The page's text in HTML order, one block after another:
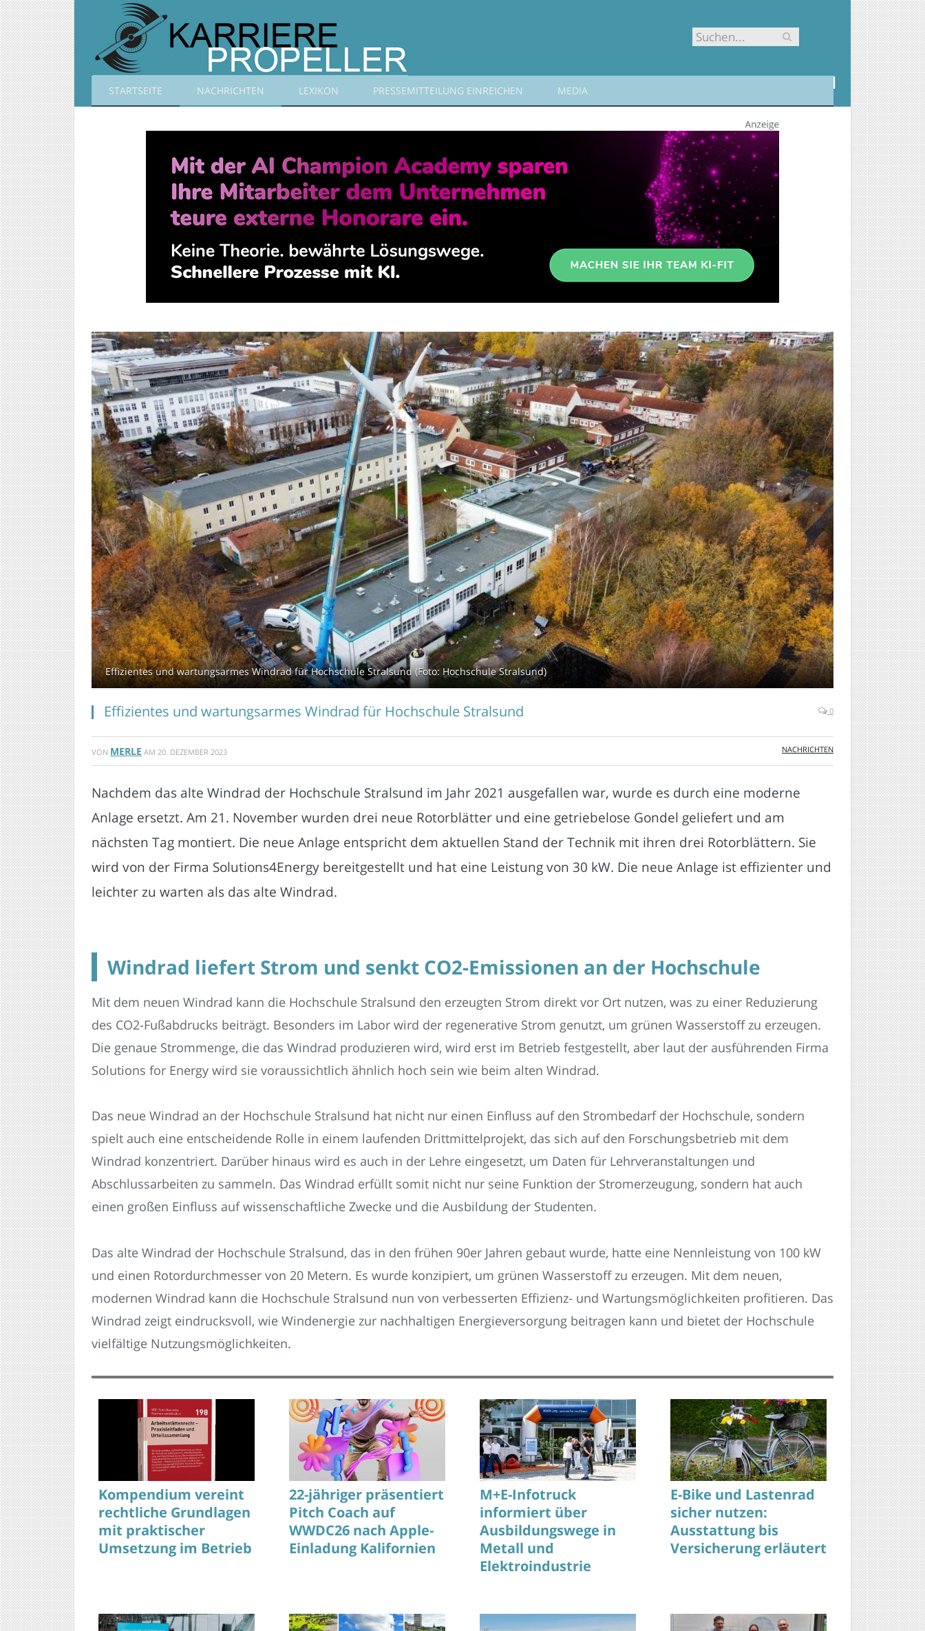
Karrierepropeller
STARTSEITE NACHRICHTEN LEXIKON PRESSEMITTEILUNG EINREICHEN MEDIA
Effizientes und wartungsarmes Windrad für Hochschule Stralsund (Foto: Hochschule Stralsund)
Effizientes und wartungsarmes Windrad für Hochschule Stralsund 0
VON MERLE AM 20. DEZEMBER 2023 NACHRICHTEN
Nachdem das alte Windrad der Hochschule Stralsund im Jahr 2021 ausgefallen war, wurde es durch eine moderne
Anlage ersetzt. Am 21. November wurden drei neue Rotorblätter und eine getriebelose Gondel geliefert und am
nächsten Tag montiert. Die neue Anlage entspricht dem aktuellen Stand der Technik mit ihren drei Rotorblättern. Sie
wird von der Firma Solutions4Energy bereitgestellt und hat eine Leistung von 30 kW. Die neue Anlage ist effizienter und
leichter zu warten als das alte Windrad.
Windrad liefert Strom und senkt CO2-Emissionen an der Hochschule
Mit dem neuen Windrad kann die Hochschule Stralsund den erzeugten Strom direkt vor Ort nutzen, was zu einer Reduzierung
des CO2-Fußabdrucks beiträgt. Besonders im Labor wird der regenerative Strom genutzt, um grünen Wasserstoff zu erzeugen.
Die genaue Strommenge, die das Windrad produzieren wird, wird erst im Betrieb festgestellt, aber laut der ausführenden Firma
Solutions for Energy wird sie voraussichtlich ähnlich hoch sein wie beim alten Windrad.
Das neue Windrad an der Hochschule Stralsund hat nicht nur einen Einfluss auf den Strombedarf der Hochschule, sondern
spielt auch eine entscheidende Rolle in einem laufenden Drittmittelprojekt, das sich auf den Forschungsbetrieb mit dem
Windrad konzentriert. Darüber hinaus wird es auch in der Lehre eingesetzt, um Daten für Lehrveranstaltungen und
Abschlussarbeiten zu sammeln. Das Windrad erfüllt somit nicht nur seine Funktion der Stromerzeugung, sondern hat auch
einen großen Einfluss auf wissenschaftliche Zwecke und die Ausbildung der Studenten.
Das alte Windrad der Hochschule Stralsund, das in den frühen 90er Jahren gebaut wurde, hatte eine Nennleistung von 100 kW
und einen Rotordurchmesser von 20 Metern. Es wurde konzipiert, um grünen Wasserstoff zu erzeugen. Mit dem neuen,
modernen Windrad kann die Hochschule Stralsund nun von verbesserten Effizienz- und Wartungsmöglichkeiten profitieren. Das
Windrad zeigt eindrucksvoll, wie Windenergie zur nachhaltigen Energieversorgung beitragen kann und bietet der Hochschule
vielfältige Nutzungsmöglichkeiten.
Kompendium vereint
rechtliche Grundlagen
mit praktischer
Umsetzung im Betrieb
22-jähriger präsentiert
Pitch Coach auf
WWDC26 nach Apple-
Einladung Kalifornien
M+E-Infotruck
informiert über
Ausbildungswege in
Metall und
Elektroindustrie
E-Bike und Lastenrad
sicher nutzen:
Ausstattung bis
Versicherung erläutert